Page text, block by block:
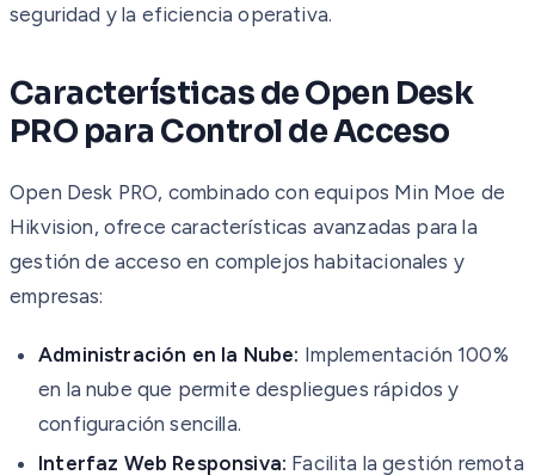
seguridad y la eficiencia operativa.
Características de Open Desk
PRO para Control de Acceso
Open Desk PRO, combinado con equipos Min Moe de
Hikvision, ofrece características avanzadas para la
gestión de acceso en complejos habitacionales y
empresas:
Administración en la Nube: Implementación 100%
en la nube que permite despliegues rápidos y
configuración sencilla.
Interfaz Web Responsiva: Facilita la gestión remota